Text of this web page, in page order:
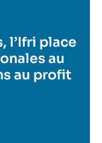
l’Ifri place
au
au profit